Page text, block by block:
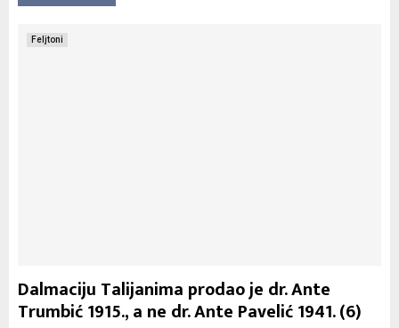
Feljtoni
Dalmaciju Talijanima prodao je dr. Ante
Trumbić 1915., a ne dr. Ante Pavelić 1941. (6)